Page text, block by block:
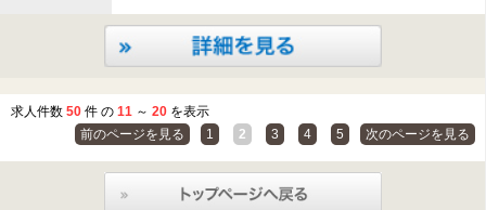
求人件数 50 件 の 11 ～ 20 を表示
前のページを見る
1 2 3 4 5 次のページを見る